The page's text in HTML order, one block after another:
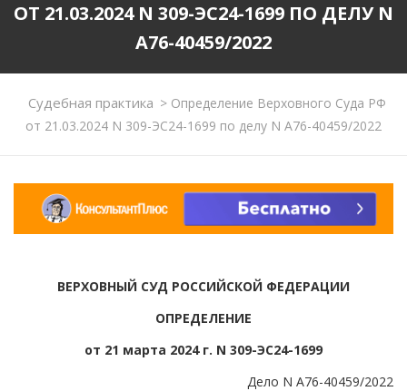
ОТ 21.03.2024 N 309-ЭС24-1699 ПО ДЕЛУ N
А76-40459/2022
Судебная практика >Определение Верховного Суда РФ
от 21.03.2024 N 309-ЭС24-1699 по делу N А76-40459/2022
ВЕРХОВНЫЙ СУД РОССИЙСКОЙ ФЕДЕРАЦИИ
ОПРЕДЕЛЕНИЕ
от 21 марта 2024 г. N 309-ЭС24-1699
Дело N А76-40459/2022